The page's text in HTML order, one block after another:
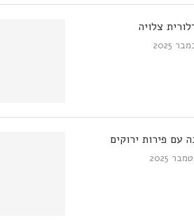
צלויה
עם פירות ירוקים